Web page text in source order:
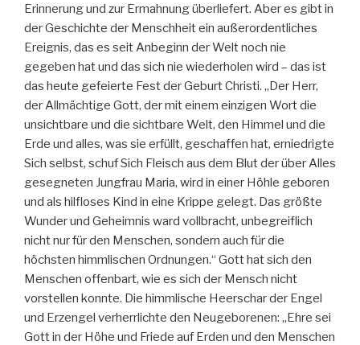
Erinnerung und zur Ermahnung überliefert. Aber es gibt in
der Geschichte der Menschheit ein außerordentliches
Ereignis, das es seit Anbeginn der Welt noch nie
gegeben hat und das sich nie wiederholen wird – das ist
das heute gefeierte Fest der Geburt Christi. „Der Herr,
der Allmächtige Gott, der mit einem einzigen Wort die
unsichtbare und die sichtbare Welt, den Himmel und die
Erde und alles, was sie erfüllt, geschaffen hat, erniedrigte
Sich selbst, schuf Sich Fleisch aus dem Blut der über Alles
gesegneten Jungfrau Maria, wird in einer Höhle geboren
und als hilfloses Kind in eine Krippe gelegt. Das größte
Wunder und Geheimnis ward vollbracht, unbegreiflich
nicht nur für den Menschen, sondern auch für die
höchsten himmlischen Ordnungen.“ Gott hat sich den
Menschen offenbart, wie es sich der Mensch nicht
vorstellen konnte. Die himmlische Heerschar der Engel
und Erzengel verherrlichte den Neugeborenen: „Ehre sei
Gott in der Höhe und Friede auf Erden und den Menschen